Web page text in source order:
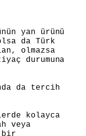
yan ürünü
da Türk
olmazsa
durumuna
da tercih
kolayca
veya
bir